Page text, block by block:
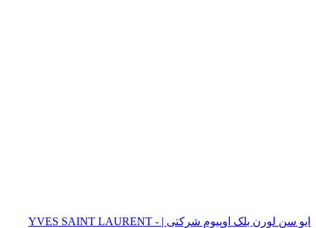
ایو سن لورن بلک اوپیوم شرکتی | YVES SAINT LAURENT -